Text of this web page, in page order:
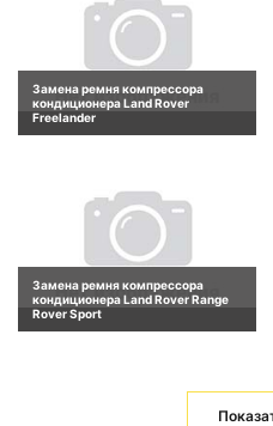
Замена ремня компрессора
кондиционера Land Rover
Freelander
Замена ремня компрессора
кондиционера Land Rover Range
Rover Sport